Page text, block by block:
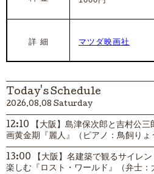
詳 細 マツダ映画社
Today's Schedule
2026.08.08 Saturday
12:10 【大阪】島津保次郎と吉村公
画黄金期『麗人』（ピアノ：鳥飼りょ
13:00 【大阪】名建築で観るサイレ
楽しむ『ロスト・ワールド』（弁士